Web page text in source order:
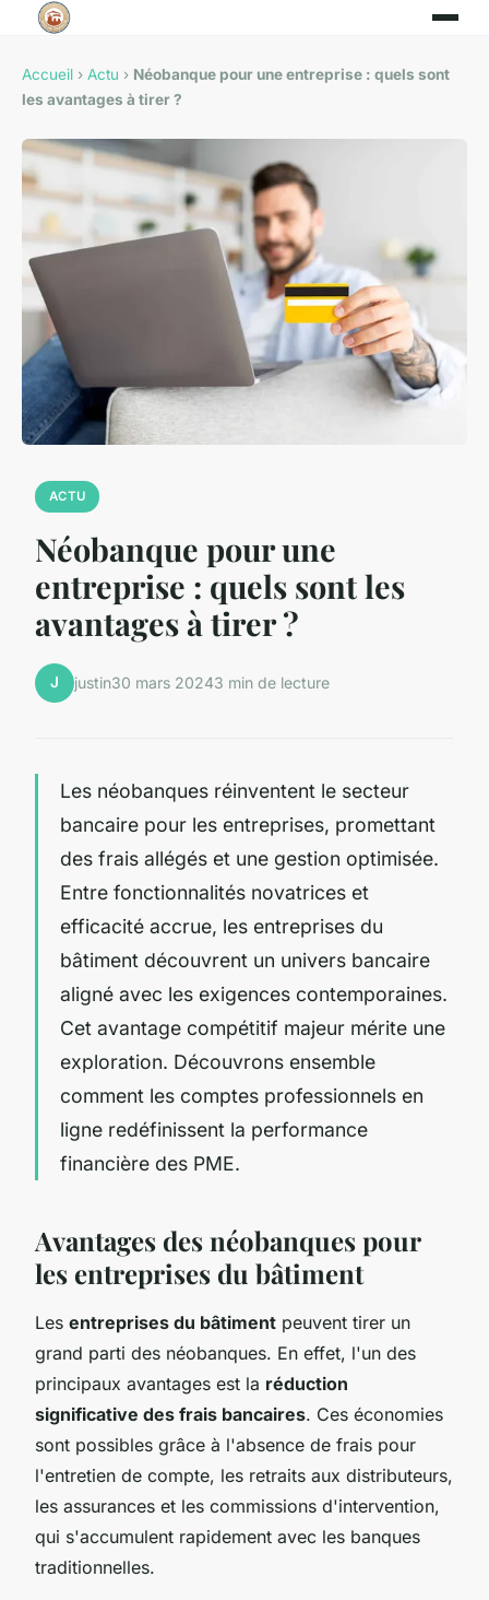
Accueil › Actu › Néobanque pour une entreprise : quels sont
les avantages à tirer ?
ACTU
Néobanque pour une
entreprise : quels sont les
avantages à tirer ?
J justin30 mars 20243 min de lecture
Les néobanques réinventent le secteur
bancaire pour les entreprises, promettant
des frais allégés et une gestion optimisée.
Entre fonctionnalités novatrices et
efficacité accrue, les entreprises du
bâtiment découvrent un univers bancaire
aligné avec les exigences contemporaines.
Cet avantage compétitif majeur mérite une
exploration. Découvrons ensemble
comment les comptes professionnels en
ligne redéfinissent la performance
financière des PME.
Avantages des néobanques pour
les entreprises du bâtiment
Les entreprises du bâtiment peuvent tirer un
grand parti des néobanques. En effet, l'un des
principaux avantages est la réduction
significative des frais bancaires. Ces économies
sont possibles grâce à l'absence de frais pour
l'entretien de compte, les retraits aux distributeurs,
les assurances et les commissions d'intervention,
qui s'accumulent rapidement avec les banques
traditionnelles.